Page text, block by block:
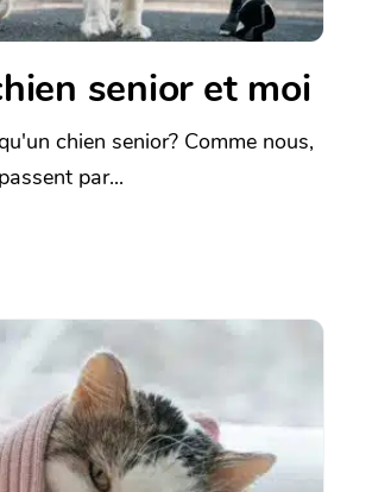
senior et moi
chien senior? Comme nous,
par...